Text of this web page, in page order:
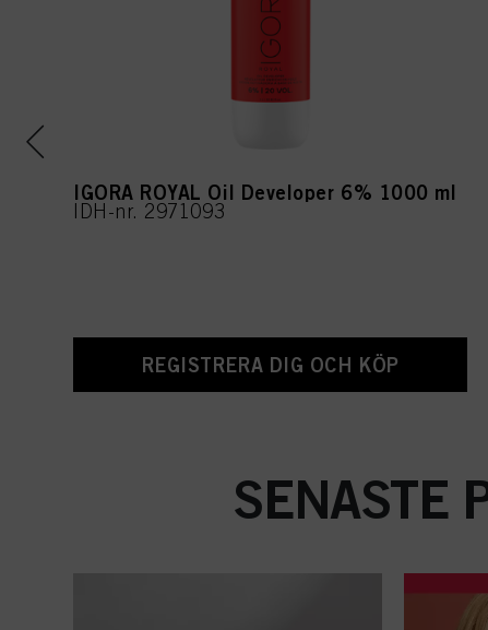
IGORA ROYAL Oil Developer 6% 1000 ml
IDH-nr. 2971093
REGISTRERA DIG OCH KÖP
SENASTE